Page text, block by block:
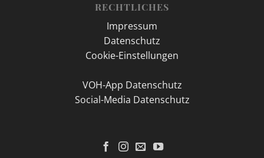
RECHTLICHES
Impressum
Datenschutz
Cookie-Einstellungen
VOH-App Datenschutz
Social-Media Datenschutz